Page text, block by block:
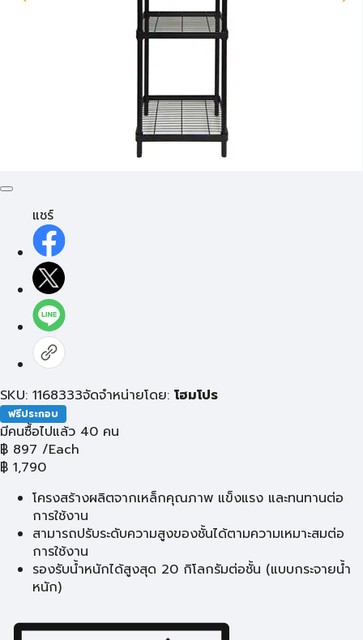
แชร์
SKU: 1168333จัดจำหน่ายโดย: โฮมโปร
ฟรีประกอบ
มีคนซื้อไปแล้ว 40 คน
฿ 897 /Each
฿ 1,790
โครงสร้างผลิตจากเหล็กคุณภาพ แข็งแรง และทนทานต่อ
การใช้งาน
สามารถปรับระดับความสูงของชั้นได้ตามความเหมาะสมต่อ
การใช้งาน
รองรับน้ำหนักได้สูงสุด 20 กิโลกรัมต่อชั้น (แบบกระจายน้ำ
หนัก)